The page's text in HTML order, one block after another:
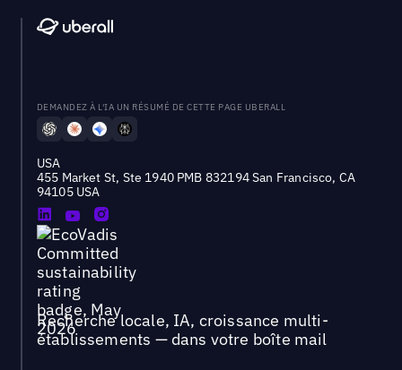
DEMANDEZ À L'IA UN RÉSUMÉ DE CETTE PAGE UBERALL
USA
455 Market St, Ste 1940 PMB 832194 San Francisco, CA
94105 USA
Recherche locale, IA, croissance multi-
établissements — dans votre boîte mail